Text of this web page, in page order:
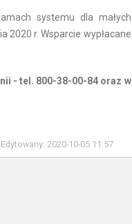
systemu dla małych
2020 r. Wsparcie wypłacane
- tel. 800-38-00-84 oraz w
Edytowany: 2020-10-05 11:57